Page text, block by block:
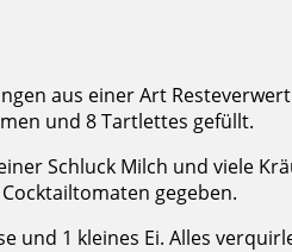
aus einer Art
und 8 Tartlettes gefüllt.
Schluck Milch und viele
gegeben.
und 1 kleines Ei. Alles